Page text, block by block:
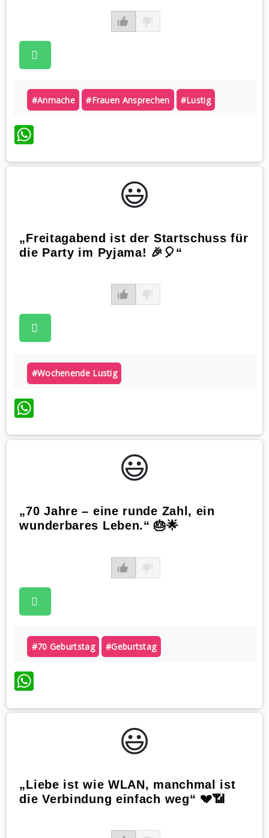
#anmache #frauen Ansprechen #lustig
WhatsApp
😃️
„Freitagabend ist der Startschuss für
die Party im Pyjama! 🎉🎈“
#wochenende Lustig
WhatsApp
😃️
„70 Jahre – eine runde Zahl, ein
wunderbares Leben.“ 🎂🌟
#70 Geburtstag #geburtstag
WhatsApp
😃️
„Liebe ist wie WLAN, manchmal ist
die Verbindung einfach weg“ 💔📶